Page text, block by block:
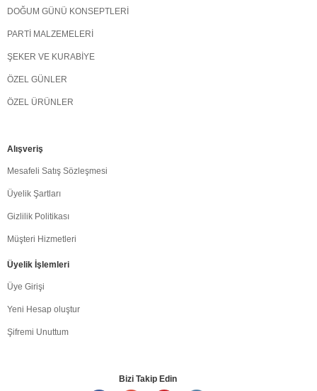
DOĞUM GÜNÜ KONSEPTLERİ
PARTİ MALZEMELERİ
ŞEKER VE KURABİYE
ÖZEL GÜNLER
ÖZEL ÜRÜNLER
Alışveriş
Mesafeli Satış Sözleşmesi
Üyelik Şartları
Gizlilik Politikası
Müşteri Hizmetleri
Üyelik İşlemleri
Üye Girişi
Yeni Hesap oluştur
Şifremi Unuttum
Bizi Takip Edin